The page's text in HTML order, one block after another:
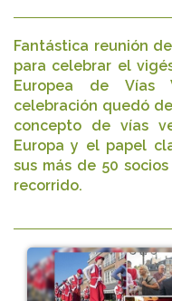
​Fantástica reunión
para celebrar el
Europea de Vías
celebración quedó
concepto de vías
Europa y el papel
sus más de 50
recorrido.